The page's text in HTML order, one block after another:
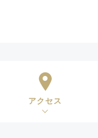
アクセス